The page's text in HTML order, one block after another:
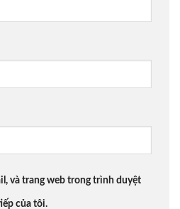
và trang web trong trình duyệt
của tôi.